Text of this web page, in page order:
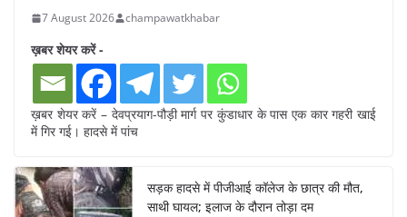
7 August 2026 champawatkhabar
ख़बर शेयर करें -
ख़बर शेयर करें – देवप्रयाग-पौड़ी मार्ग पर कुंडाधार के पास एक कार गहरी खाई
में गिर गई। हादसे में पांच
सड़क हादसे में पीजीआई कॉलेज के छात्र की मौत,
साथी घायल; इलाज के दौरान तोड़ा दम